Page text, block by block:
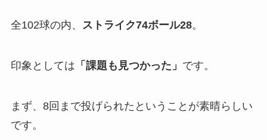
全102球の内、 ストライク74ボール28。
印象としては 「 課題も見つかった」 です。
まず、8回まで投げられたということが素晴らしい
です。